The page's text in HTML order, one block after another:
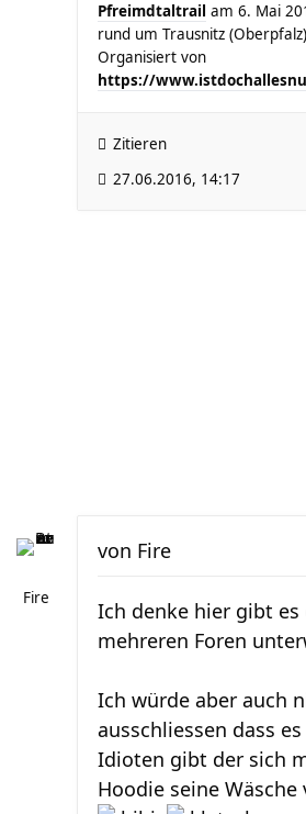
Pfreimdtaltrail am 6. Mai
rund um Trausnitz
Organisiert von
https://
Zitieren
27.06.2016, 14:17
Fire
von Fire
Ich denke hier gibt
mehreren Foren
Ich würde aber auch
ausschliessen dass
Idioten gibt der sich
Hoodie seine